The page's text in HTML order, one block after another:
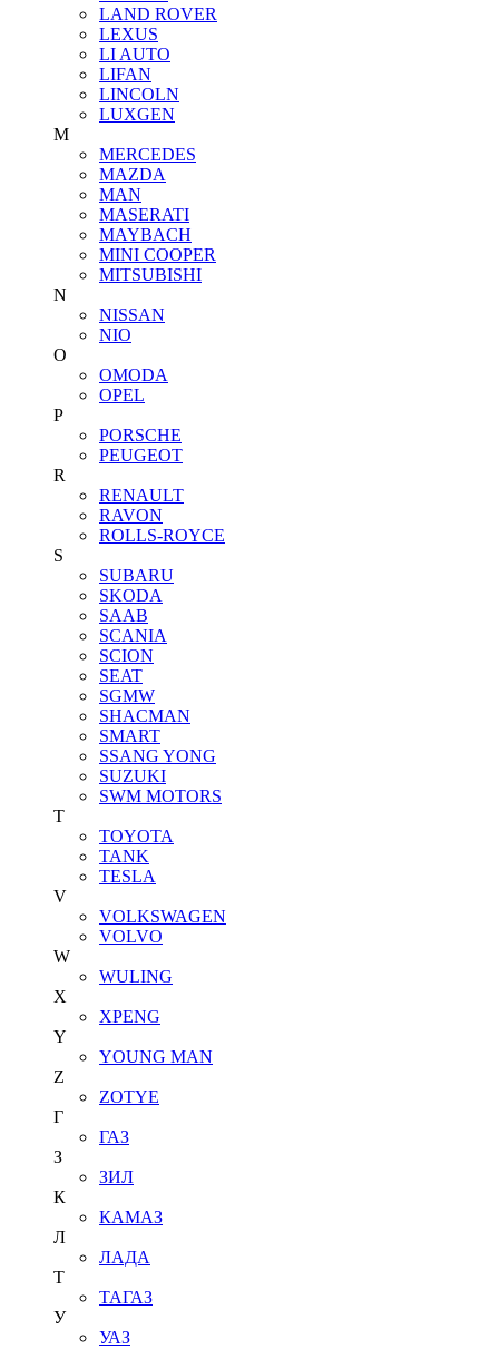
LAND ROVER
LEXUS
LI AUTO
LIFAN
LINCOLN
LUXGEN
M
MERCEDES
MAZDA
MAN
MASERATI
MAYBACH
MINI COOPER
MITSUBISHI
N
NISSAN
NIO
O
OMODA
OPEL
P
PORSCHE
PEUGEOT
R
RENAULT
RAVON
ROLLS-ROYCE
S
SUBARU
SKODA
SAAB
SCANIA
SCION
SEAT
SGMW
SHACMAN
SMART
SSANG YONG
SUZUKI
SWM MOTORS
T
TOYOTA
TANK
TESLA
V
VOLKSWAGEN
VOLVO
W
WULING
X
XPENG
Y
YOUNG MAN
Z
ZOTYE
Г
ГАЗ
З
ЗИЛ
К
КАМАЗ
Л
ЛАДА
Т
ТАГАЗ
У
УАЗ